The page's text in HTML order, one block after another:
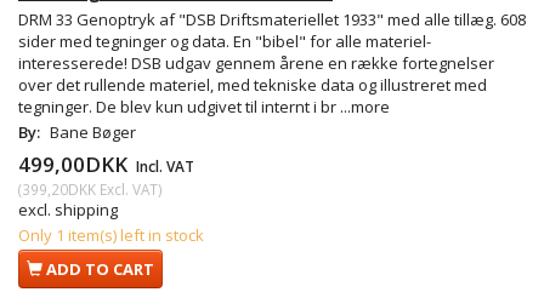
DRM 33 Genoptryk af "DSB Driftsmateriellet 1933" med alle tillæg. 608
sider med tegninger og data. En "bibel" for alle materiel-
interesserede! DSB udgav gennem årene en række fortegnelser
over det rullende materiel, med tekniske data og illustreret med
tegninger. De blev kun udgivet til internt i br ...more
By: Bane Bøger
499,00DKK Incl. VAT
(399,20DKK Excl. VAT)
excl. shipping
Only 1 item(s) left in stock
ADD TO CART